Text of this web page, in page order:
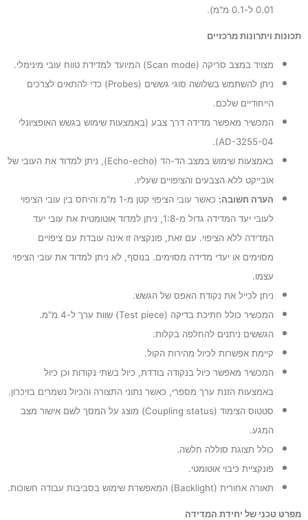
0.01 ל-0.1 מ"מ).
תכונות ויתרונות מרכזיים
מצויד במצב סריקה (Scan mode) המיועד למדידת טווח עובי מינימלי.
ניתן להשתמש בשלושה סוגי גששים (Probes) כדי להתאים לצרכים
הייחודיים שלכם.
המכשיר מאפשר מדידה דרך צבע (באמצעות שימוש בגשש האופציונלי
AD-3255-04).
באמצעות שימוש במצב הד-הד (Echo-echo), ניתן למדוד את העובי של
אובייקט ללא הצבעים והציפויים שעליו.
הערה חשובה:
כאשר עובי הציפוי קטן מ-1 מ"מ והיחס בין עובי הציפוי
לעובי יעד המדידה גדול מ-1:8, ניתן למדוד אוטומטית את עובי יעד
המדידה ללא הציפוי. עם זאת, פונקציה זו אינה עובדת עם ציפויים
מסוימים או יעדי מדידה מסוימים. בנוסף, לא ניתן למדוד את עובי הציפוי
עצמו.
ניתן לכייל את נקודת האפס של הגשש.
המכשיר כולל חתיכת בדיקה (Test piece) שוות ערך ל-4 מ"מ.
הגששים ניתנים להחלפה בקלות.
קיימת אפשרות לכיול מהירות הקול.
המכשיר מאפשר כיול בנקודה בודדת, כיול בשתי נקודות וכן כיול
באמצעות הזנת ערך מספרי, כאשר נתוני התצורה והכיול נשמרים בזיכרון.
סטטוס הצימוד (Coupling status) מוצג על המסך לשם אישור מצב
המגע.
כולל תצוגת סוללה חלשה.
פונקציית כיבוי אוטומטי.
תאורה אחורית (Backlight) המאפשרת שימוש בסביבות עבודה חשוכות.
מפרט טכני של יחידת המדידה